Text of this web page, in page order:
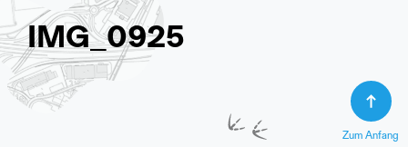
IMG_0925
Zum Anfang